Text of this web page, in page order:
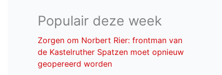
Populair deze week
Zorgen om Norbert Rier: frontman van
de Kastelruther Spatzen moet opnieuw
geopereerd worden